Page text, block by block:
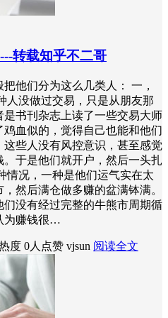
转载知乎不二哥
他们分为这么几类人： 一，
人没做过交易，只是从朋友那
书刊杂志上读了一些交易大师
血似的，觉得自己也能和他们
些人没有风控意识，甚至感觉
于是他们就开户，然后一头扎
情况，一种是他们运气实在太
然后满仓做多赚的盆满钵满。
没有经过完整的牛熊市周期循
为赚钱很…
度 0人点赞 vjsun 阅读全文